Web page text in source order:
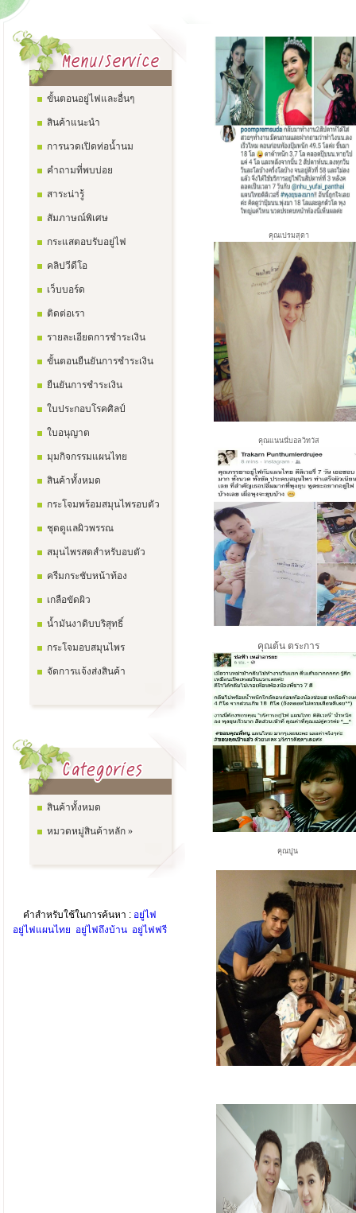
ขั้นตอนอยู่ไฟและอื่นๆ
สินค้าแนะนำ
การนวดเปิดท่อน้ำนม
คำถามที่พบบ่อย
สาระน่ารู้
สัมภาษณ์พิเศษ
กระแสตอบรับอยู่ไฟ
คลิปวีดีโอ
เว็บบอร์ด
ติดต่อเรา
รายละเอียดการชำระเงิน
ขั้นตอนยืนยันการชำระเงิน
ยืนยันการชำระเงิน
ใบประกอบโรคศิลป์
ใบอนุญาต
มุมกิจกรรมแผนไทย
สินค้าทั้งหมด
กระโจมพร้อมสมุนไพรอบตัว
ชุดดูแลผิวพรรณ
สมุนไพรสดสำหรับอบตัว
ครีมกระชับหน้าท้อง
เกลือขัดผิว
น้ำมันงาดิบบริสุทธิ์
กระโจมอบสมุนไพร
จัดการแจ้งส่งสินค้า
สินค้าทั้งหมด
หมวดหมู่สินค้าหลัก »
คำสำหรับใช้ในการค้นหา : อยู่ไฟ
อยู่ไฟแผนไทย อยู่ไฟถึงบ้าน อยู่ไฟฟรี
คุณเปรมสุดา
คุณแนนนี่บอลวิทวัส
คุณต้น ตระการ
คุณปูน